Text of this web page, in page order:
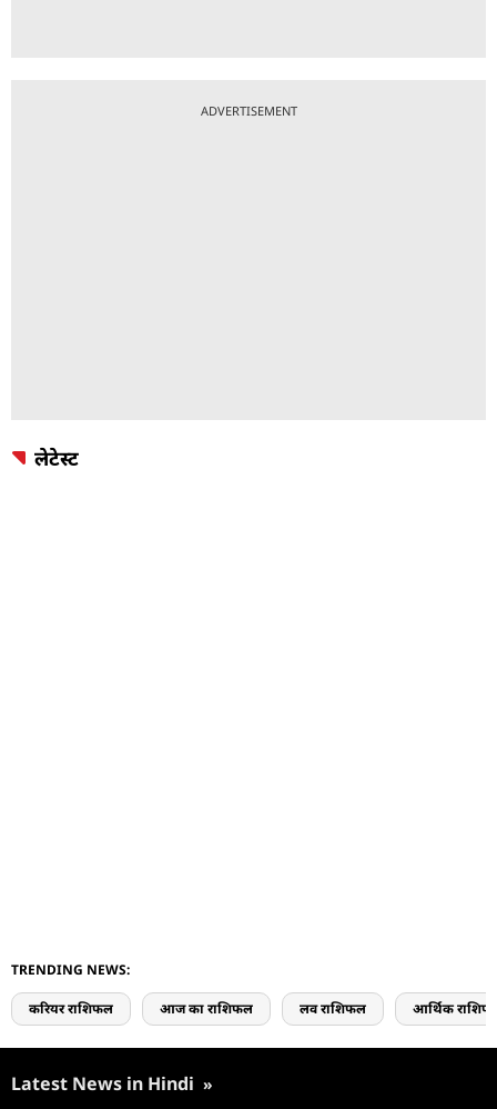
ADVERTISEMENT
लेटेस्ट
TRENDING NEWS:
करियर राशिफल आज का राशिफल लव राशिफल आर्थिक
Latest News in Hindi »